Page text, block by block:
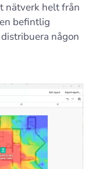
nätverk helt från
befintlig
någon